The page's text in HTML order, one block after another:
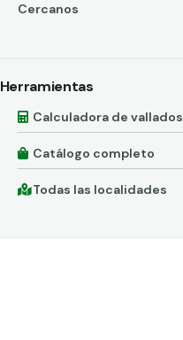
Cercanos
Herramientas
Calculadora de vallados
Catálogo completo
Todas las localidades